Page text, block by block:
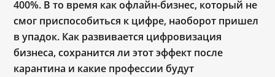
400%. В то время как офлайн-бизнес, который не
смог приспособиться к цифре, наоборот пришел
в упадок. Как развивается цифровизация
бизнеса, сохранится ли этот эффект после
карантина и какие профессии будут